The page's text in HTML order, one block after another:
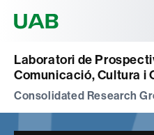
Laboratori de
Comunicació, Cultura i
Consolidated Research